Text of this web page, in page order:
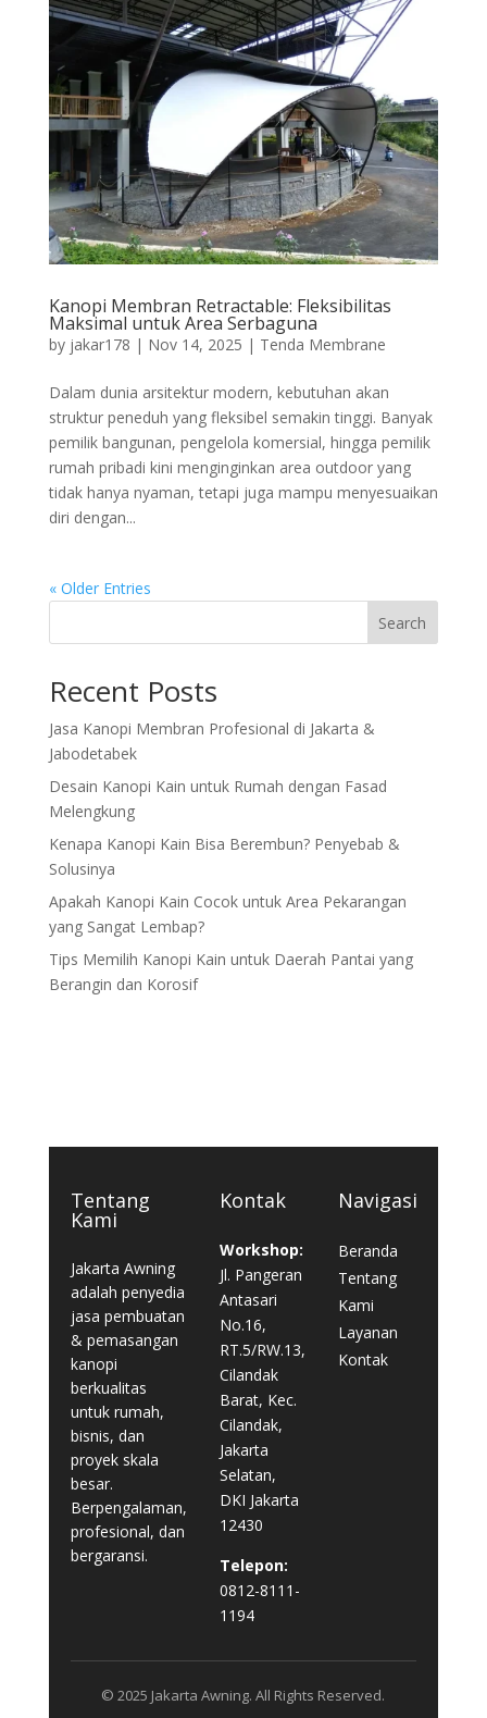
Kanopi Membran Retractable: Fleksibilitas
Maksimal untuk Area Serbaguna
by jakar178 | Nov 14, 2025 | Tenda Membrane
Dalam dunia arsitektur modern, kebutuhan akan
struktur peneduh yang fleksibel semakin tinggi. Banyak
pemilik bangunan, pengelola komersial, hingga pemilik
rumah pribadi kini menginginkan area outdoor yang
tidak hanya nyaman, tetapi juga mampu menyesuaikan
diri dengan...
« Older Entries
Search
Recent Posts
Jasa Kanopi Membran Profesional di Jakarta &
Jabodetabek
Desain Kanopi Kain untuk Rumah dengan Fasad
Melengkung
Kenapa Kanopi Kain Bisa Berembun? Penyebab &
Solusinya
Apakah Kanopi Kain Cocok untuk Area Pekarangan
yang Sangat Lembap?
Tips Memilih Kanopi Kain untuk Daerah Pantai yang
Berangin dan Korosif
Tentang
Kami
Jakarta Awning
adalah penyedia
jasa pembuatan
& pemasangan
kanopi
berkualitas
untuk rumah,
bisnis, dan
proyek skala
besar.
Berpengalaman,
profesional, dan
bergaransi.
Kontak
Workshop:
Jl. Pangeran
Antasari
No.16,
RT.5/RW.13,
Cilandak
Barat, Kec.
Cilandak,
Jakarta
Selatan,
DKI Jakarta
12430
Telepon:
0812-8111-
1194
Navigasi
Beranda
Tentang
Kami
Layanan
Kontak
© 2025 Jakarta Awning. All Rights Reserved.